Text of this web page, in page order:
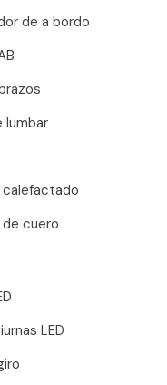
de a bordo
lumbar
calefactado
cuero
LED